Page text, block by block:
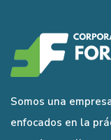
Somos una
enfocados en la